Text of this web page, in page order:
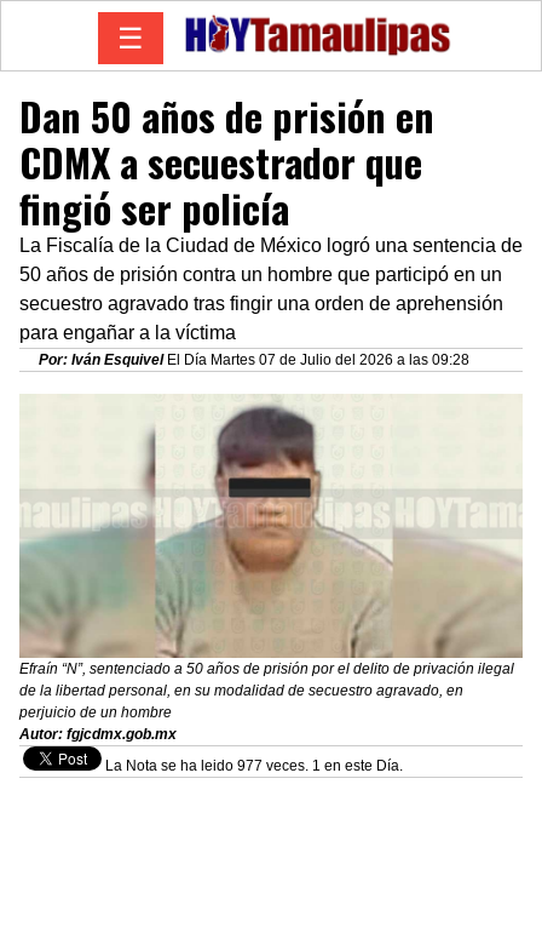
☰
Dan 50 años de prisión en
CDMX a secuestrador que
fingió ser policía
La Fiscalía de la Ciudad de México logró una sentencia de
50 años de prisión contra un hombre que participó en un
secuestro agravado tras fingir una orden de aprehensión
para engañar a la víctima
Por: Iván EsquivelEl Día Martes 07 de Julio del 2026 a las 09:28
Efraín “N”, sentenciado a 50 años de prisión por el delito de privación ilegal
de la libertad personal, en su modalidad de secuestro agravado, en
perjuicio de un hombre
Autor: fgjcdmx.gob.mx
La Nota se ha leido 977 veces. 1 en este Día.